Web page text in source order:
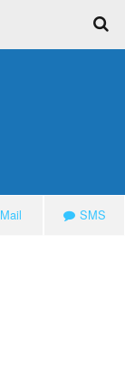
Mail SMS